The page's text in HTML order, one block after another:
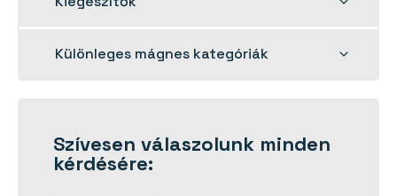
Különleges mágnes kategóriák
Toggle
Szívesen válaszolunk minden
kérdésére: